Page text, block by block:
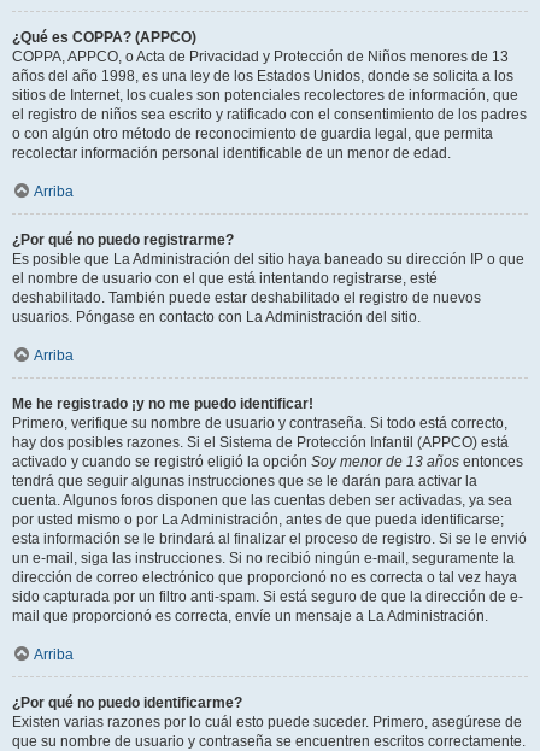
¿Qué es COPPA? (APPCO)
COPPA, APPCO, o Acta de Privacidad y Protección de Niños menores de 13
años del año 1998, es una ley de los Estados Unidos, donde se solicita a los
sitios de Internet, los cuales son potenciales recolectores de información, que
el registro de niños sea escrito y ratificado con el consentimiento de los padres
o con algún otro método de reconocimiento de guardia legal, que permita
recolectar información personal identificable de un menor de edad.
Arriba
¿Por qué no puedo registrarme?
Es posible que La Administración del sitio haya baneado su dirección IP o que
el nombre de usuario con el que está intentando registrarse, esté
deshabilitado. También puede estar deshabilitado el registro de nuevos
usuarios. Póngase en contacto con La Administración del sitio.
Arriba
Me he registrado ¡y no me puedo identificar!
Primero, verifique su nombre de usuario y contraseña. Si todo está correcto,
hay dos posibles razones. Si el Sistema de Protección Infantil (APPCO) está
activado y cuando se registró eligió la opción Soy menor de 13 años entonces
tendrá que seguir algunas instrucciones que se le darán para activar la
cuenta. Algunos foros disponen que las cuentas deben ser activadas, ya sea
por usted mismo o por La Administración, antes de que pueda identificarse;
esta información se le brindará al finalizar el proceso de registro. Si se le envió
un e-mail, siga las instrucciones. Si no recibió ningún e-mail, seguramente la
dirección de correo electrónico que proporcionó no es correcta o tal vez haya
sido capturada por un filtro anti-spam. Si está seguro de que la dirección de e-
mail que proporcionó es correcta, envíe un mensaje a La Administración.
Arriba
¿Por qué no puedo identificarme?
Existen varias razones por lo cuál esto puede suceder. Primero, asegúrese de
que su nombre de usuario y contraseña se encuentren escritos correctamente.